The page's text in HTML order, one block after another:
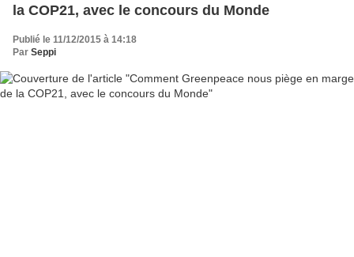
la COP21, avec le concours du Monde
Publié le 11/12/2015 à 14:18
Par Seppi